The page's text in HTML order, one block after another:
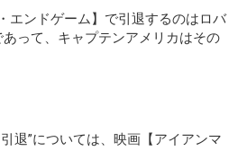
エンドゲーム】で引退するのはロバ
って、キャプテンアメリカはその
退”については、映画【アイアンマ